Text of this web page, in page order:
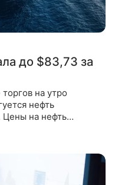
до $83,73 за
на утро
нефть
Цены на нефть